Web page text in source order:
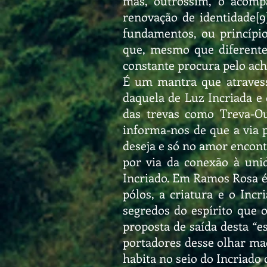
renovação de
fundamentos, ou
que, mesmo que
constante procura pelo
É um mantra que
daquela de Luz Incriada
das trevas como Treva-
informa-nos de que a via
deseja e só no amor
por via da conexão à
Incriado. Em Ramos Rosa
pólos, a criatura e o
segredos do espírito que
proposta de saída desta
portadores desse olhar
habita no seio do Incriado